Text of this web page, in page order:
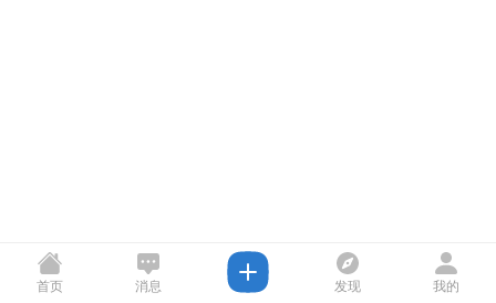
首页 消息 发现 我的